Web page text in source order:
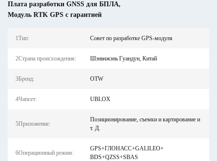
Плата разработки GNSS для БПЛА,
Модуль RTK GPS с гарантией
1Тип: Совет по разработке GPS-модуля
2Страна происхождения: Шэньчжэнь Гуандун, Китай
3Бренд: OTW
4Чипсет: UBLOX
5Приложение:
Позиционирование, съемки и картирование и
т. Д.
6Операционный режим:
GPS+ГЛОНАСС+GALILEO+
BDS+QZSS+SBAS